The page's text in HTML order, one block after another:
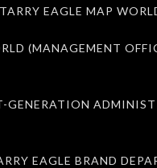
EAGLE MAP
(MANAGEMENT
GENERATION
EAGLE BRAND